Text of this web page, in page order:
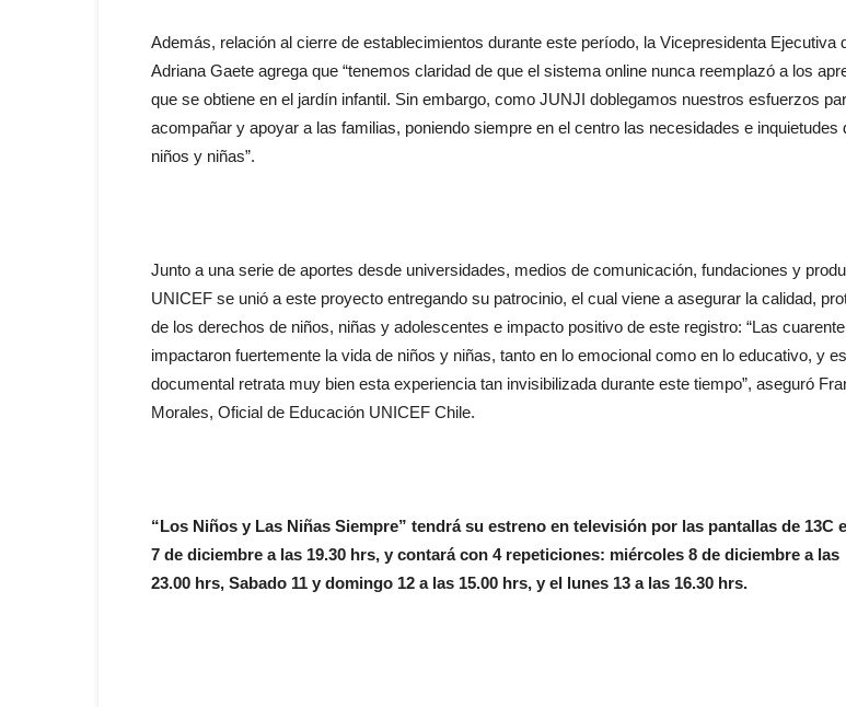
Además, relación al cierre de establecimientos durante este período, la Vicepresidenta Ejecutiva
Adriana Gaete agrega que “tenemos claridad de que el sistema online nunca reemplazó a los
que se obtiene en el jardín infantil. Sin embargo, como JUNJI doblegamos nuestros esfuerzos
acompañar y apoyar a las familias, poniendo siempre en el centro las necesidades e inquietudes
niños y niñas”.
Junto a una serie de aportes desde universidades, medios de comunicación, fundaciones y
UNICEF se unió a este proyecto entregando su patrocinio, el cual viene a asegurar la calidad,
de los derechos de niños, niñas y adolescentes e impacto positivo de este registro: “Las
impactaron fuertemente la vida de niños y niñas, tanto en lo emocional como en lo educativo, y
documental retrata muy bien esta experiencia tan invisibilizada durante este tiempo”, aseguró
Morales, Oficial de Educación UNICEF Chile.
“Los Niños y Las Niñas Siempre” tendrá su estreno en televisión por las pantallas de 13C
7 de diciembre a las 19.30 hrs, y contará con 4 repeticiones: miércoles 8 de diciembre a las
23.00 hrs, Sabado 11 y domingo 12 a las 15.00 hrs, y el lunes 13 a las 16.30 hrs.